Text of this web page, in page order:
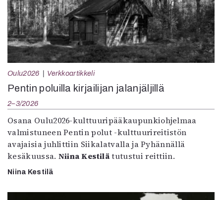
Oulu2026 Verkkoartikkeli
Pentin poluilla kirjailijan jalanjäljillä
2–3/2026
Osana Oulu2026-kulttuuripääkaupunkiohjelmaa
valmistuneen Pentin polut -kulttuurireitistön
avajaisia juhlittiin Siikalatvalla ja Pyhännällä
kesäkuussa. Niina Kestilätutustui reittiin.
Niina Kestilä